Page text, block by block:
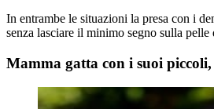
In entrambe le situazioni la presa con i
senza lasciare il minimo segno sulla pelle
Mamma gatta con i suoi